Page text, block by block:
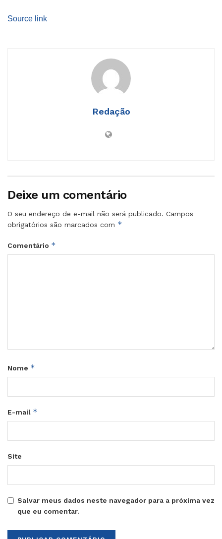
Source link
Redação
Deixe um comentário
O seu endereço de e-mail não será publicado. Campos
obrigatórios são marcados com *
Comentário *
Nome *
E-mail *
Site
Salvar meus dados neste navegador para a próxima vez
que eu comentar.